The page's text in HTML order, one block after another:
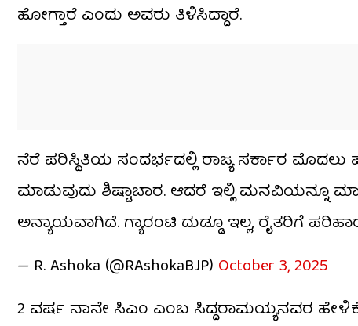
ಹೋಗ್ತಾರೆ ಎಂದು ಅವರು ತಿಳಿಸಿದ್ದಾರೆ.
ನೆರೆ ಪರಿಸ್ಥಿತಿಯ ಸಂದರ್ಭದಲ್ಲಿ ರಾಜ್ಯ ಸರ್ಕಾರ
ಮಾಡುವುದು ಶಿಷ್ಟಾಚಾರ. ಆದರೆ ಇಲ್ಲಿ ಮನವಿಯನ್ನೂ
ಅನ್ಯಾಯವಾಗಿದೆ. ಗ್ಯಾರಂಟಿ ದುಡ್ಡೂ ಇಲ್ಲ, ರೈತರಿಗೆ
— R. Ashoka (@RAshokaBJP) October 3, 2025
2 ವರ್ಷ ನಾನೇ ಸಿಎಂ ಎಂಬ ಸಿದ್ದರಾಮಯ್ಯನವರ